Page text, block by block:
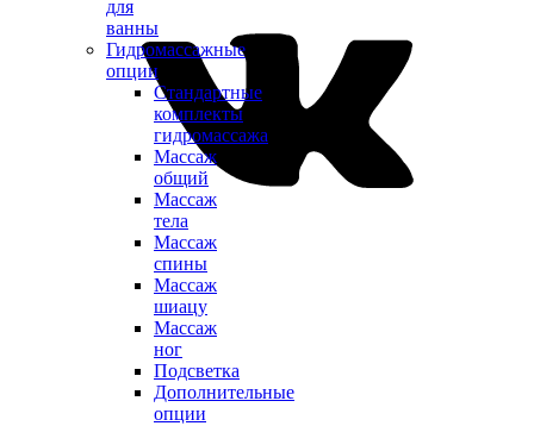
для
ванны
Гидромассажные
опции
Стандартные
комплекты
гидромассажа
Массаж
общий
Массаж
тела
Массаж
спины
Массаж
шиацу
Массаж
ног
Подсветка
Дополнительные
опции